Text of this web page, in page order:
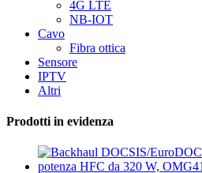
4G LTE
NB-IOT
Cavo
Fibra ottica
Sensore
IPTV
Altri
Prodotti in evidenza